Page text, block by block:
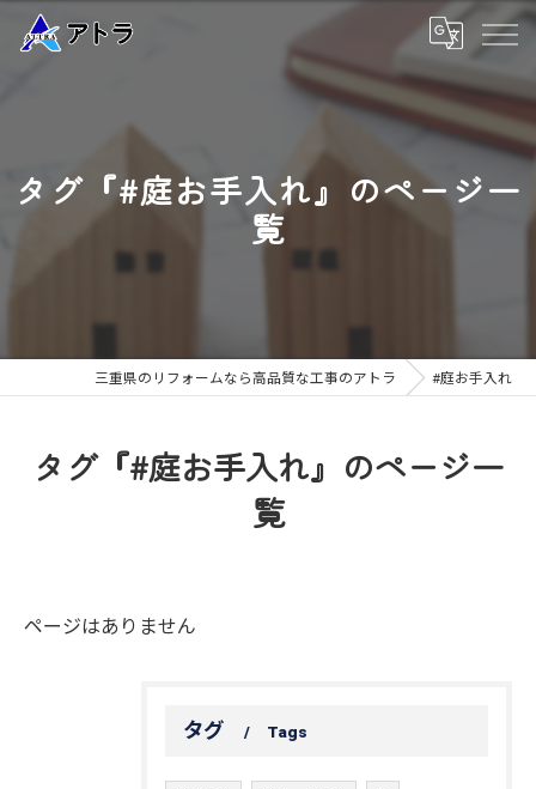
タグ『#庭お手入れ』のページ一
覧
三重県のリフォームなら高品質な工事のアトラ #庭お手入れ
タグ『#庭お手入れ』のページ一
覧
ページはありません
タグ Tags